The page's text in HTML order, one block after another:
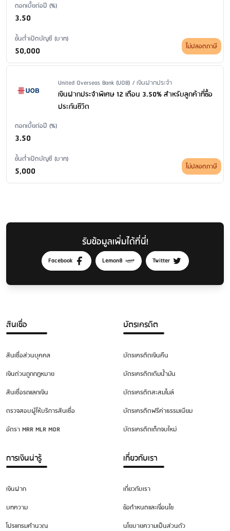
ดอกเบี้ยต่อปี (%)
3.50
ขั้นต่ำเปิดบัญชี (บาท)
50,000 ไม่ปลอดภาษี
Issuer Name / Financial Product Type
United Overseas Bank (UOB) / เงินฝากประจำ
เงินฝากประจำพิเศษ 12 เดือน 3.50% สำหรับลูกค้าที่ซื้อ
ประกันชีวิต
ดอกเบี้ยต่อปี (%)
3.50
ขั้นต่ำเปิดบัญชี (บาท)
5,000 ไม่ปลอดภาษี
รับข้อมูลเพิ่มได้ที่นี่!
Facebook Lemon8 Twitter
สินเชื่อ
สินเชื่อส่วนบุคคล
เงินด่วนถูกกฎหมาย
สินเชื่อรถแลกเงิน
ตรวจสอบผู้ให้บริการสินเชื่อ
อัตรา MRR MLR MOR
บัตรเครดิต
บัตรเครดิตเงินคืน
บัตรเครดิตเติมน้ำมัน
บัตรเครดิตสะสมไมล์
บัตรเครดิตฟรีค่าธรรมเนียม
บัตรเครดิตเด็กจบใหม่
การเงินน่ารู้
เงินฝาก
บทความ
โปรแกรมคำนวณ
เกี่ยวกับเรา
เกี่ยวกับเรา
ข้อกำหนดและเงื่อนไข
นโยบายความเป็นส่วนตัว